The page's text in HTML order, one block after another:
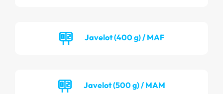
Javelot (400 g) / MAF
Javelot (500 g) / MAM